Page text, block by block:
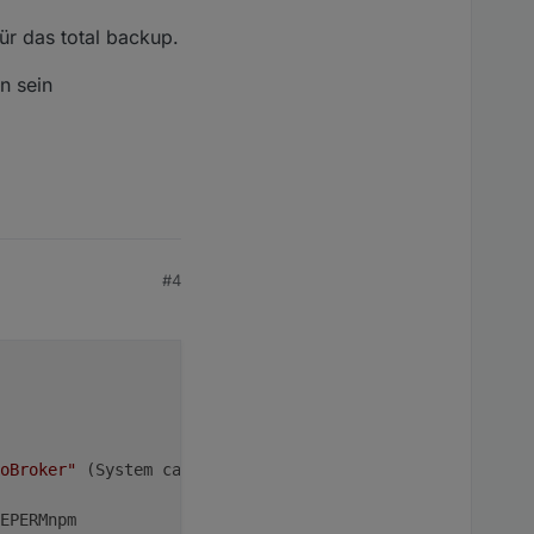
2 Seconds!!
at 05:35 every 1 day(s)
iobroker/node_modules/iobroker.backitup,
127.0.0.1:9000
127.0.0.1:9000
lua scripts
initialize now
das total backup.
sein
#4
(System call)